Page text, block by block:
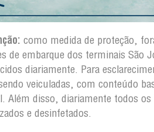
como medida de proteção,
de embarque dos terminais São
diariamente. Para
veiculadas, com conteúdo
Além disso, diariamente todos
e desinfetados.